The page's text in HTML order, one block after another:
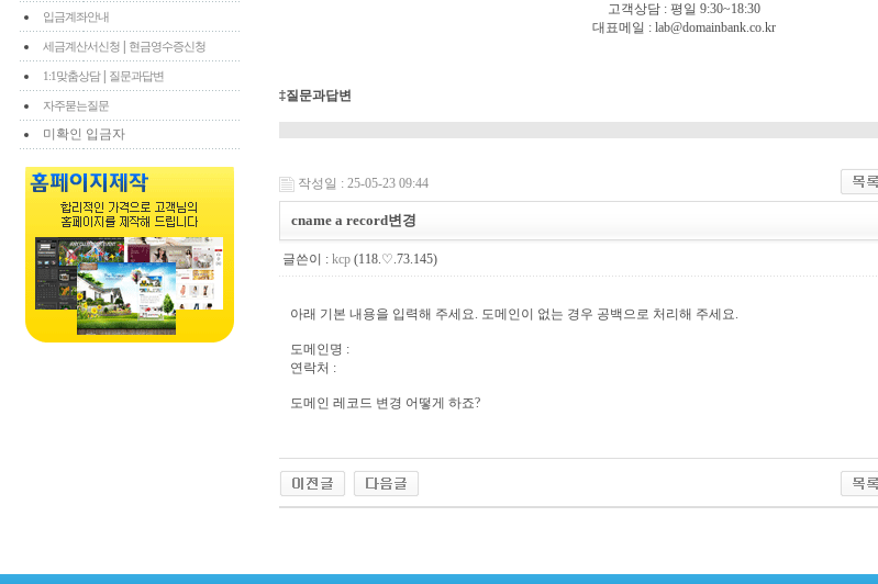
입금계좌안내
세금계산서신청 현금영수증신청
1:1맞춤상담| 질문과답변
자주묻는질문
미확인 입금자
고객상담 : 평일 9:30~18:30
대표메일 : lab@domainbank.co.kr
‡질문과답변
작성일 : 25-05-23 09:44
cname a record변경
글쓴이 : kcp (118.♡.73.145)
아래 기본 내용을 입력해 주세요. 도메인이 없는 경우 공백으로 처리해 주세요.
도메인명 :
연락처 :
도메인 레코드 변경 어떻게 하죠?